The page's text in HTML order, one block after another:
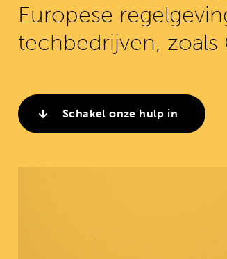
Europese
techbedrijven, zoals
Schakel onze hulp in